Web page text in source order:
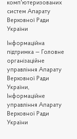
комп'ютеризованих
систем Апарату
Верховної Ради
України
Iнформаційна
підтримка — Головне
організаційне
управління Апарату
Верховної Ради
України,
Інформаційне
управління Апарату
Верховної Ради
України